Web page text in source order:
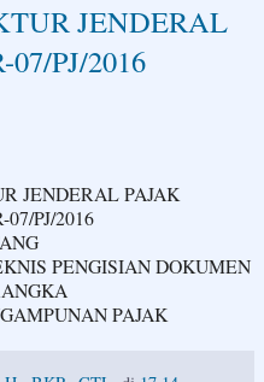
JENDERAL
PJ/2016
JENDERAL PAJAK
07/PJ/2016
PENGISIAN DOKUMEN
PAJAK